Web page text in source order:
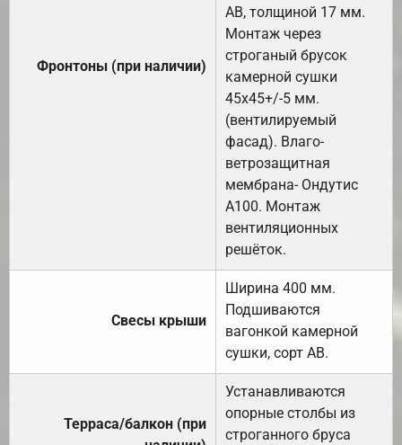
Фронтоны (при наличии)
АВ, толщиной 17 мм.
Монтаж через
строганый брусок
камерной сушки
45х45+/-5 мм.
(вентилируемый
фасад). Влаго-
ветрозащитная
мембрана- Ондутис
А100. Монтаж
вентиляционных
решёток.
Свесы крыши
Ширина 400 мм.
Подшиваются
вагонкой камерной
сушки, сорт АВ.
Терраса/балкон (при
Устанавливаются
опорные столбы из
строганного бруса